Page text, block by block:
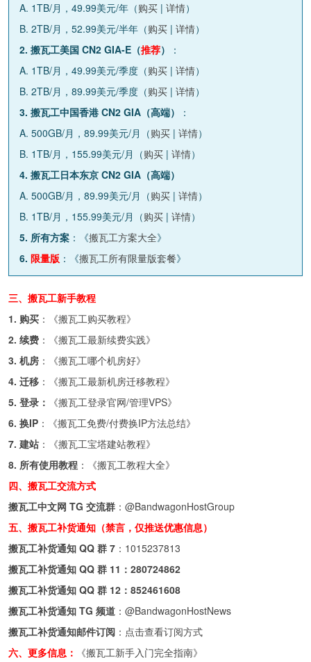
A. 1TB/月，49.99美元/年（购买 | 详情）
B. 2TB/月，52.99美元/半年（购买 | 详情）
2. 搬瓦工美国 CN2 GIA-E（推荐）
：
A. 1TB/月，49.99美元/季度（购买 | 详情）
B. 2TB/月，89.99美元/季度（购买 | 详情）
3. 搬瓦工中国香港 CN2 GIA（高端）
：
A. 500GB/月，89.99美元/月（购买 | 详情）
B. 1TB/月，155.99美元/月（购买 | 详情）
4. 搬瓦工日本东京 CN2 GIA（高端）
A. 500GB/月，89.99美元/月（购买 | 详情）
B. 1TB/月，155.99美元/月（购买 | 详情）
5. 所有方案 ：《搬瓦工方案大全》
6. 限量版 ：《搬瓦工所有限量版套餐》
三、搬瓦工新手教程
1. 购买 ：《搬瓦工购买教程》
2. 续费 ：《搬瓦工最新续费实践》
3. 机房 ：《搬瓦工哪个机房好》
4. 迁移 ：《搬瓦工最新机房迁移教程》
5. 登录：
《搬瓦工登录官网/管理VPS》
6. 换IP ：《搬瓦工免费/付费换IP方法总结》
7. 建站 ：《搬瓦工宝塔建站教程》
8. 所有使用教程 ：《搬瓦工教程大全》
四、搬瓦工交流方式
搬瓦工中文网 TG 交流群 ： @BandwagonHostGroup
五、搬瓦工补货通知（禁言，仅推送优惠信息）
搬瓦工补货通知 QQ 群 7 ： 1015237813
搬瓦工补货通知 QQ 群 11： 280724862
搬瓦工补货通知 QQ 群 12： 852461608
搬瓦工补货通知 TG 频道 ： @BandwagonHostNews
搬瓦工补货通知邮件订阅 ： 点击查看订阅方式
六、更多信息：
《搬瓦工新手入门完全指南》